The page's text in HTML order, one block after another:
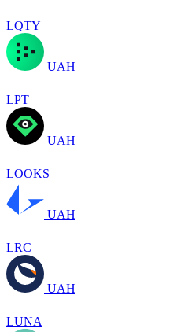
LQTY
UAH
LPT
UAH
LOOKS
UAH
LRC
UAH
LUNA